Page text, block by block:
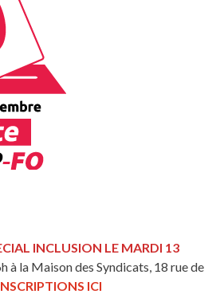
INCLUSION LE MARDI 13
à la Maison des Syndicats, 18 rue de
ICI